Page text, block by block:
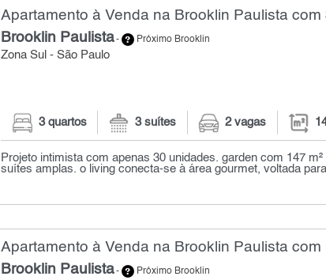
Apartamento à Venda na Brooklin Paulista com
Brooklin Paulista- Próximo Brooklin
Zona Sul - São Paulo
3 quartos 3 suítes 2 vagas
Projeto intimista com apenas 30 unidades. garden com 147 m²
suítes amplas. o living conecta-se à área gourmet, voltada
Apartamento à Venda na Brooklin Paulista com
Brooklin Paulista- Próximo Brooklin